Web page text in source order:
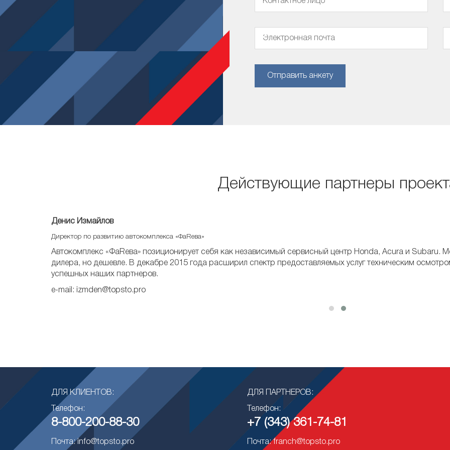
Отправить анкету
Действующие партнеры
Денис Измайлов
Директор по развитию автокомплекса «ФаRева»
Автокомплекс «ФаRева» позиционирует себя как независимый сервисный центр Honda, Acura и Subaru.
дилера, но дешевле. В декабре 2015 года расширил спектр предоставляемых услуг техническим
успешных наших партнеров.
e-mail: izmden@topsto.pro
ДЛЯ КЛИЕНТОВ:
Телефон:
8-800-200-88-30
Почта: info@topsto.pro
ДЛЯ ПАРТНЕРОВ:
Телефон:
+7 (343) 361-74-81
Почта: franch@topsto.pro